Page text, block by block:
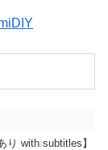
り with subtitles】